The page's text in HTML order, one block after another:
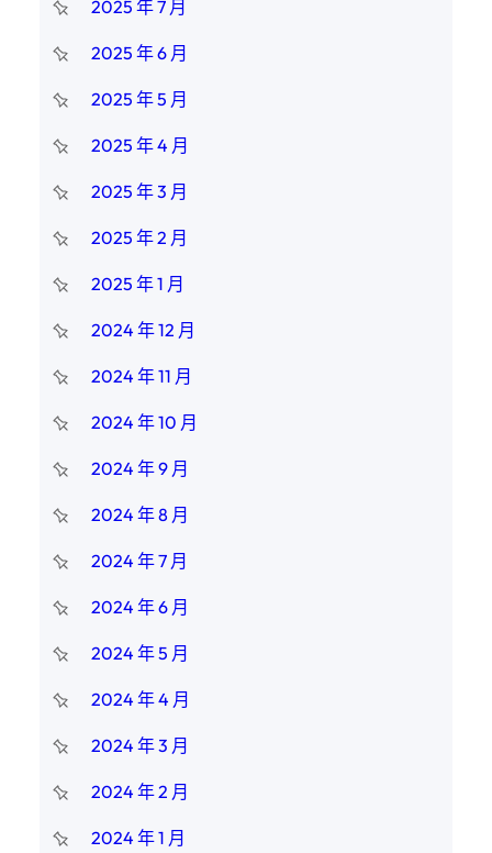
2025 年 7 月
2025 年 6 月
2025 年 5 月
2025 年 4 月
2025 年 3 月
2025 年 2 月
2025 年 1 月
2024 年 12 月
2024 年 11 月
2024 年 10 月
2024 年 9 月
2024 年 8 月
2024 年 7 月
2024 年 6 月
2024 年 5 月
2024 年 4 月
2024 年 3 月
2024 年 2 月
2024 年 1 月